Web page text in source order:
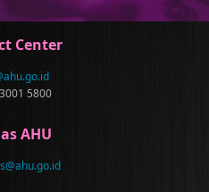
Center
5800
AHU